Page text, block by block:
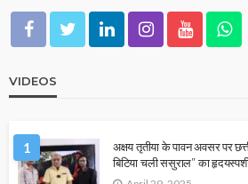
VIDEOS
1
अक्षय तृतीया के पावन अवसर पर
बिटिया चली ससुराल” का